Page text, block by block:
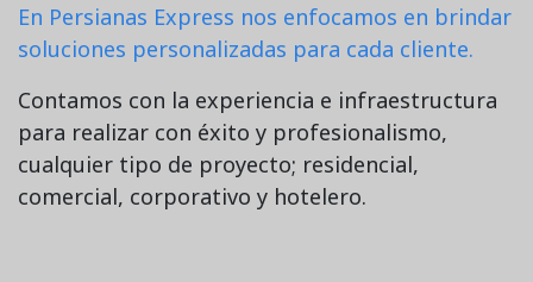
En Persianas Express nos enfocamos en brindar
soluciones personalizadas para cada cliente.
Contamos con la experiencia e infraestructura
para realizar con éxito y profesionalismo,
cualquier tipo de proyecto; residencial,
comercial, corporativo y hotelero.